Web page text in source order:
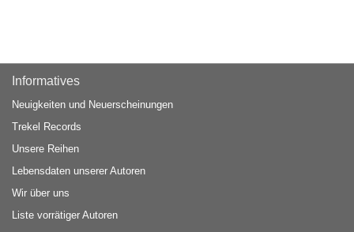
Informatives
Neuigkeiten und Neuerscheinungen
Trekel Records
Unsere Reihen
Lebensdaten unserer Autoren
Wir über uns
Liste vorrätiger Autoren